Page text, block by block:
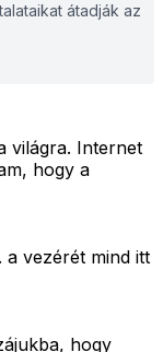
átadják az
világra. Internet
hogy a
vezérét mind itt
hogy